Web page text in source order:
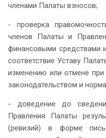
членами Палаты взносов;
- проверка
членов Палаты и
финансовыми средствами
соответствие Уставу
изменению или отмене
законодательством и
- доведение до
Правления Палаты
(ревизий) в форме